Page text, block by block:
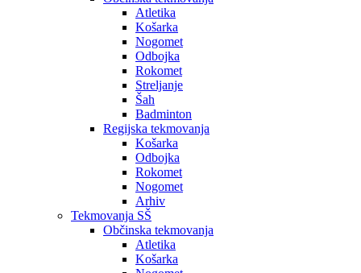
Atletika
Košarka
Nogomet
Odbojka
Rokomet
Streljanje
Šah
Badminton
Regijska tekmovanja
Košarka
Odbojka
Rokomet
Nogomet
Arhiv
Tekmovanja SŠ
Občinska tekmovanja
Atletika
Košarka